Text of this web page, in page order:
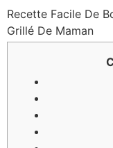
Recette Facile De
Grillé De Maman